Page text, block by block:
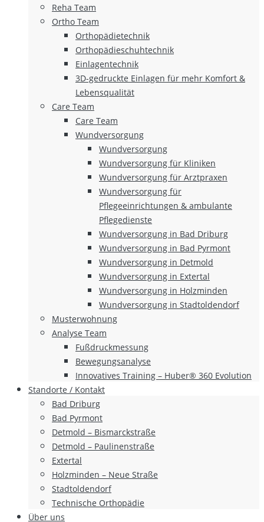
Reha Team
Ortho Team
Orthopädietechnik
Orthopädieschuhtechnik
Einlagentechnik
3D-gedruckte Einlagen für mehr Komfort &
Lebensqualität
Care Team
Care Team
Wundversorgung
Wundversorgung
Wundversorgung für Kliniken
Wundversorgung für Arztpraxen
Wundversorgung für
Pflegeeinrichtungen & ambulante
Pflegedienste
Wundversorgung in Bad Driburg
Wundversorgung in Bad Pyrmont
Wundversorgung in Detmold
Wundversorgung in Extertal
Wundversorgung in Holzminden
Wundversorgung in Stadtoldendorf
Musterwohnung
Analyse Team
Fußdruckmessung
Bewegungsanalyse
Innovatives Training – Huber® 360 Evolution
Standorte / Kontakt
Bad Driburg
Bad Pyrmont
Detmold – Bismarckstraße
Detmold – Paulinenstraße
Extertal
Holzminden – Neue Straße
Stadtoldendorf
Technische Orthopädie
Über uns